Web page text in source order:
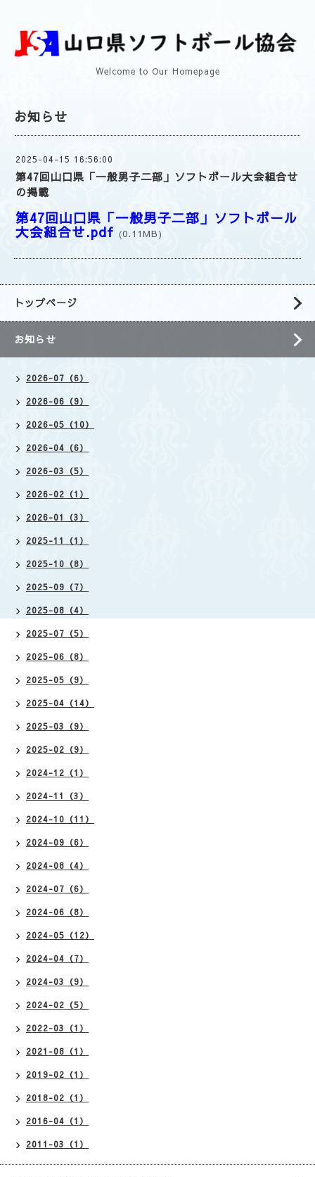
Welcome to Our Homepage
お知らせ
2025-04-15 16:56:00
第47回山口県「一般男子二部」ソフトボール大会組合せ
の掲載
第47回山口県「一般男子二部」ソフトボール
大会組合せ.pdf (0.11MB)
トップページ
お知らせ
2026-07（6）
2026-06（9）
2026-05（10）
2026-04（6）
2026-03（5）
2026-02（1）
2026-01（3）
2025-11（1）
2025-10（8）
2025-09（7）
2025-08（4）
2025-07（5）
2025-06（8）
2025-05（9）
2025-04（14）
2025-03（9）
2025-02（9）
2024-12（1）
2024-11（3）
2024-10（11）
2024-09（6）
2024-08（4）
2024-07（6）
2024-06（8）
2024-05（12）
2024-04（7）
2024-03（9）
2024-02（5）
2022-03（1）
2021-08（1）
2019-02（1）
2018-02（1）
2016-04（1）
2011-03（1）